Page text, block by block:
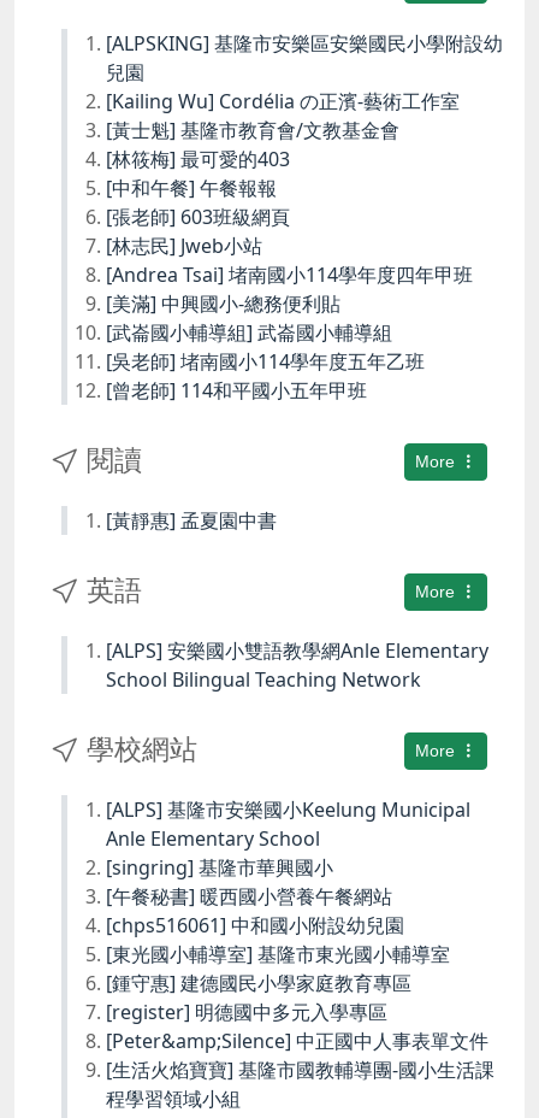
[ALPSKING] 基隆市安樂區安樂國民小學附設幼
兒園
[Kailing Wu] Cordélia の正濱-藝術工作室
[黃士魁] 基隆市教育會/文教基金會
[林筱梅] 最可愛的403
[中和午餐] 午餐報報
[張老師] 603班級網頁
[林志民] Jweb小站
[Andrea Tsai] 堵南國小114學年度四年甲班
[美滿] 中興國小-總務便利貼
[武崙國小輔導組] 武崙國小輔導組
[吳老師] 堵南國小114學年度五年乙班
[曾老師] 114和平國小五年甲班
More
閱讀
[黃靜惠] 孟夏園中書
More
英語
[ALPS] 安樂國小雙語教學網Anle Elementary
School Bilingual Teaching Network
More
學校網站
[ALPS] 基隆市安樂國小Keelung Municipal
Anle Elementary School
[singring] 基隆市華興國小
[午餐秘書] 暖西國小營養午餐網站
[chps516061] 中和國小附設幼兒園
[東光國小輔導室] 基隆市東光國小輔導室
[鍾守惠] 建德國民小學家庭教育專區
[register] 明德國中多元入學專區
[Peter&amp;Silence] 中正國中人事表單文件
[生活火焰寶寶] 基隆市國教輔導團-國小生活課
程學習領域小組